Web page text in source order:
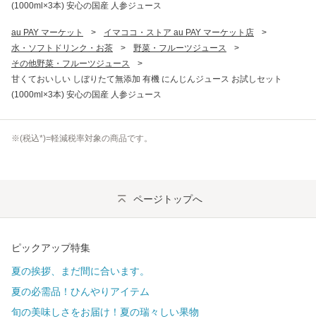
(1000ml×3本) 安心の国産 人参ジュース
au PAY マーケット > イマココ・ストア au PAY マーケット店
>
水・ソフトドリンク・お茶
> 野菜・フルーツジュース
>
その他野菜・フルーツジュース
>
甘くておいしい しぼりたて無添加 有機 にんじんジュース お試しセット
(1000ml×3本) 安心の国産 人参ジュース
※(税込*)=軽減税率対象の商品です。
ページトップへ
ピックアップ特集
夏の挨拶、まだ間に合います。
夏の必需品！ひんやりアイテム
旬の美味しさをお届け！夏の瑞々しい果物